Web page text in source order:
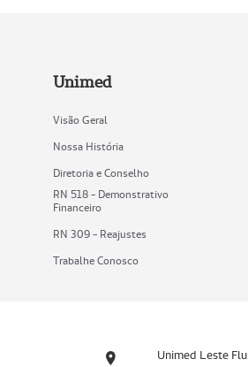
Unimed
Visão Geral
Nossa História
Diretoria e Conselho
RN 518 - Demonstrativo
Financeiro
RN 309 - Reajustes
Trabalhe Conosco
Unimed Leste